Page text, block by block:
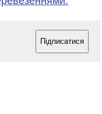
Підписатися